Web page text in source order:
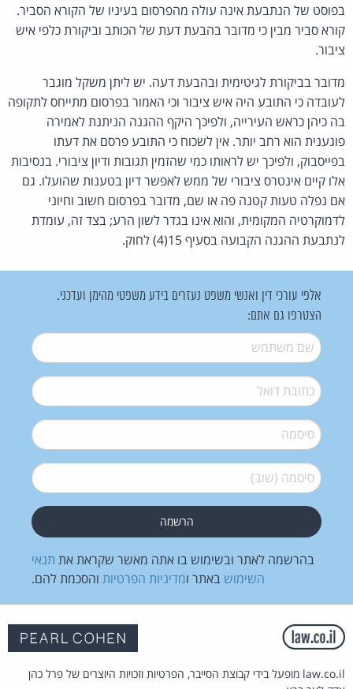
בפוסט של הנתבעת אינה עולה מהפרסום בעיניו של הקורא הסביר.
קורא סביר מבין כי מדובר בהבעת דעת של הכותב וביקורת כלפי איש
ציבור.
מדובר בביקורת לגיטימית ובהבעת דעה. יש ליתן משקל מוגבר
לעובדה כי התובע היה איש ציבור וכי האמור בפרסום מתייחס לתקופה
בה כיהן כראש העירייה, ולפיכך היקף ההגנה הניתנת לאמירה
פוגענית הוא רחב יותר. אין לשכוח כי התובע פרסם את דעתו
בפייסבוק, ולפיכך יש לראותו כמי שהזמין תגובות ודיון ציבורי. בנסיבות
אלו קיים אינטרס ציבורי של ממש לאפשר דיון בטענות שהועלו. גם
אם נפלה טעות קטנה פה או שם, מדובר בפרסום חשוב וחיוני
לדמוקרטיה המקומית, והוא אינו בגדר לשון הרע; בצד זה, עומדת
לנתבעת ההגנה הקבועה בסעיף 15(4) לחוק.
אלפי עורכי דין ואנשי משפט נעזרים בידע משפטי מהימן ועדכני.
הצטרפו גם אתם:
שם משתמש*
דואל*
סיסמה*
סיסמה (שוב)*
בהרשמה לאתר ובשימוש בו אתה מאשר שקראת את תנאי
השימוש באתר ומדיניות הפרטיות והסכמת להם.
law.co.il מופעל בידי קבוצת הסייבר, הפרטיות וזכויות היוצרים של פרל כהן